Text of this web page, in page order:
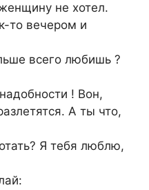
не хотел.
то вечером и
всего любишь ?
! Вон,
А ты что,
Я тебя люблю,